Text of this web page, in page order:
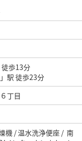
歩13分
駅 徒歩23分
丁目
機 / 温水洗浄便座 / 南